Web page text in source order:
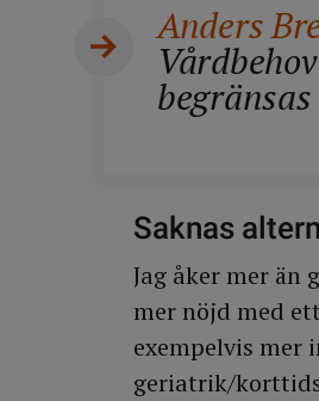
Anders
Saknas
Jag åker mer än
mer nöjd med
exempelvis mer
geriatrik/